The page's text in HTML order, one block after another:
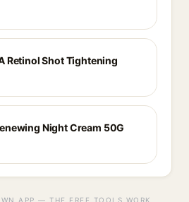
Retinol Shot Tightening
Night Cream 50G
APP — THE FREE TOOLS WORK